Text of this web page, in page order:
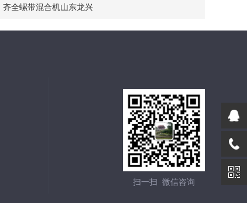
齐全螺带混合机山东龙兴
扫一扫 微信咨询